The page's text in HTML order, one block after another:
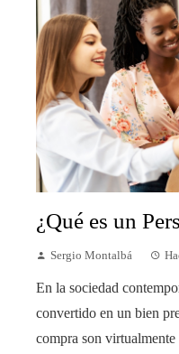
¿Qué es un
Sergio Montalbá
En la sociedad
convertido en un bien
compra son